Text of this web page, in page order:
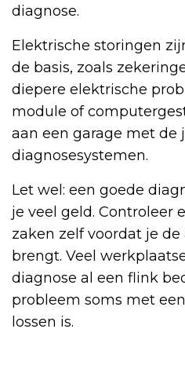
diagnose.
Elektrische storingen
de basis, zoals
diepere elektrische
module of
aan een garage met de
diagnosesystemen.
Let wel: een goede
je veel geld. Controleer
zaken zelf voordat je
brengt. Veel
diagnose al een flink
probleem soms met
lossen is.